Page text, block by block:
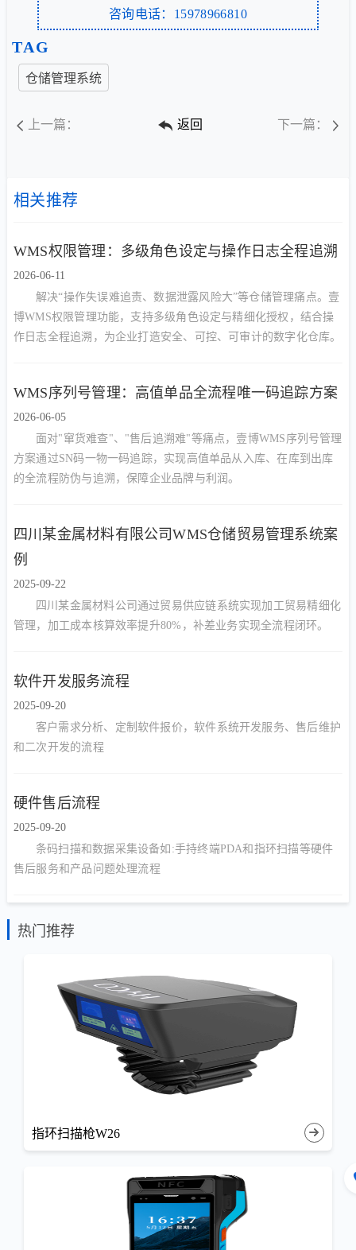
咨询电话：15978966810
TAG
仓储管理系统
上一篇： 返回 下一篇：
相关推荐
WMS权限管理：多级角色设定与操作日志全程追溯
2026-06-11
解决“操作失误难追责、数据泄露风险大”等仓储管理痛点。壹
博WMS权限管理功能，支持多级角色设定与精细化授权，结合操
作日志全程追溯，为企业打造安全、可控、可审计的数字化仓库。
WMS序列号管理：高值单品全流程唯一码追踪方案
2026-06-05
面对"窜货难查"、"售后追溯难"等痛点，壹博WMS序列号管理
方案通过SN码一物一码追踪，实现高值单品从入库、在库到出库
的全流程防伪与追溯，保障企业品牌与利润。
四川某金属材料有限公司WMS仓储贸易管理系统案
例
2025-09-22
四川某金属材料公司通过贸易供应链系统实现加工贸易精细化
管理，加工成本核算效率提升80%，补差业务实现全流程闭环。
软件开发服务流程
2025-09-20
客户需求分析、定制软件报价，软件系统开发服务、售后维护
和二次开发的流程
硬件售后流程
2025-09-20
条码扫描和数据采集设备如:手持终端PDA和指环扫描等硬件
售后服务和产品问题处理流程
热门推荐
指环扫描枪W26